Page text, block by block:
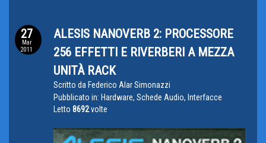
27
Mar
2011
ALESIS NANOVERB 2: PROCESSORE
256 EFFETTI E RIVERBERI A MEZZA
UNITÀ RACK
Scritto da Federico Alar Simonazzi
Pubblicato in: Hardware, Schede Audio, Interfacce
Letto 8692volte